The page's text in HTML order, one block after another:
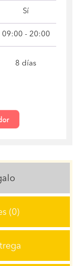
Sí
09:00 - 20:00
8 días
(0)